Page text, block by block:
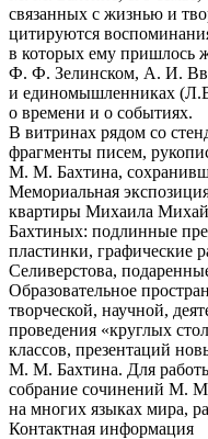
связанных с жизнью и
цитируются
в которых ему пришлось
Ф. Ф. Зелинском, А. И.
и единомышленниках
о времени и о событиях.
В витринах рядом со
фрагменты писем,
М. М. Бахтина,
Мемориальная
квартиры Михаила
Бахтиных: подлинные
пластинки, графические
Селиверстова,
Образовательное
творческой, научной,
проведения «круглых
классов, презентаций
М. М. Бахтина. Для
собрание сочинений М.
на многих языках мира,
Контактная информация